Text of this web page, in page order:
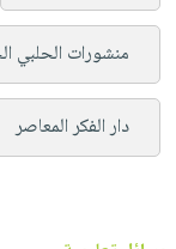
منشورات الحلبي
دار الفكر المعاصر